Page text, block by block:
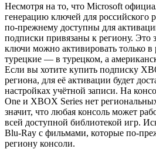
Несмотря на то, что Microsoft
генерацию ключей для российского
по-прежнему доступны для
подписки привязаны к региону. Это
ключи можно активировать только в
турецкие — в турецком, а
Если вы хотите купить подписку
региона, для её активации будет
настройках учётной записи. На
One и XBOX Series нет
значит, что любая консоль может
всей доступной библиотекой игр.
Blu-Ray с фильмами, которые по-
региону консоли.